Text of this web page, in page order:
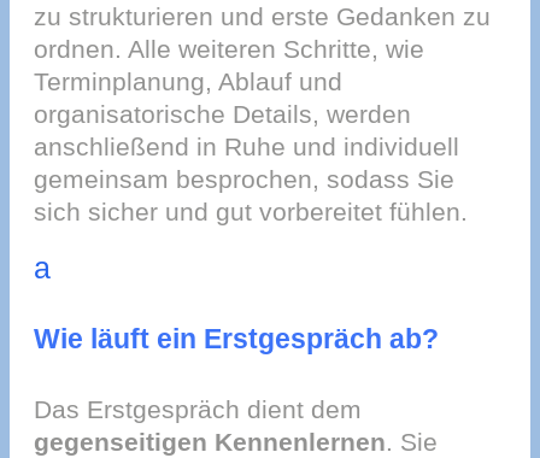
zu strukturieren und erste Gedanken zu
ordnen. Alle weiteren Schritte, wie
Terminplanung, Ablauf und
organisatorische Details, werden
anschließend in Ruhe und individuell
gemeinsam besprochen, sodass Sie
sich sicher und gut vorbereitet fühlen.
a
Wie läuft ein Erstgespräch ab?
Das Erstgespräch dient dem
gegenseitigen Kennenlernen. Sie